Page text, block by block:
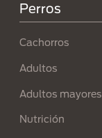
Perros
Cachorros
Adultos
Adultos mayores
Nutrición